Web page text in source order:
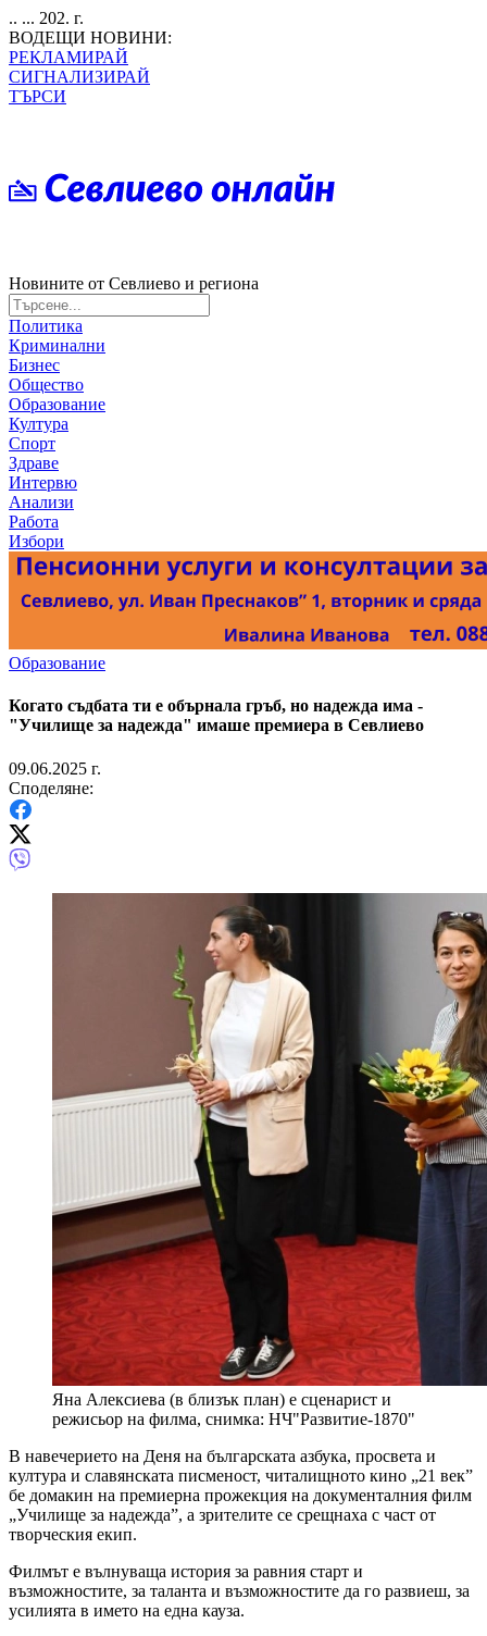
.. ... 202. г.
ВОДЕЩИ НОВИНИ:
РЕКЛАМИРАЙ
СИГНАЛИЗИРАЙ
ТЪРСИ
Новините от Севлиево и региона
Политика
Криминални
Бизнес
Общество
Образование
Култура
Спорт
Здраве
Интервю
Анализи
Работа
Избори
Образование
Когато съдбата ти е обърнала гръб, но надежда има -
"Училище за надежда" имаше премиера в Севлиево
09.06.2025 г.
Споделяне:
Яна Алексиева (в близък план) е сценарист и
режисьор на филма, снимка: НЧ"Развитие-1870"
В навечерието на Деня на българската азбука, просвета и
култура и славянската писменост, читалищното кино „21 век”
бе домакин на премиерна прожекция на документалния филм
„Училище за надежда”, а зрителите се срещнаха с част от
творческия екип.
Филмът е вълнуваща история за равния старт и
възможностите, за таланта и възможностите да го развиеш, за
усилията в името на една кауза.